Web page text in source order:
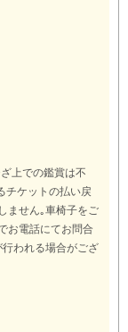
上での鑑賞は不
チケットの払い戻
ません｡車椅子をご
お電話にてお問合
われる場合がござ